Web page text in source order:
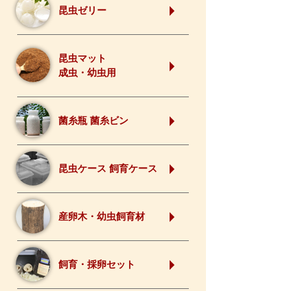
昆虫ゼリー
昆虫マット
成虫・幼虫用
菌糸瓶 菌糸ビン
昆虫ケース 飼育ケース
産卵木・幼虫飼育材
飼育・採卵セット